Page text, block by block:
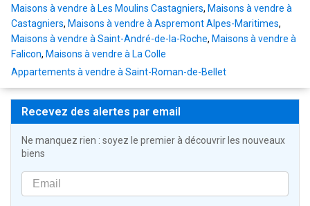
Maisons à vendre à Les Moulins Castagniers, Maisons à vendre à
Castagniers, Maisons à vendre à Aspremont Alpes-Maritimes,
Maisons à vendre à Saint-André-de-la-Roche, Maisons à vendre à
Falicon, Maisons à vendre à La Colle
Appartements à vendre à Saint-Roman-de-Bellet
Recevez des alertes par email
Ne manquez rien : soyez le premier à découvrir les nouveaux
biens